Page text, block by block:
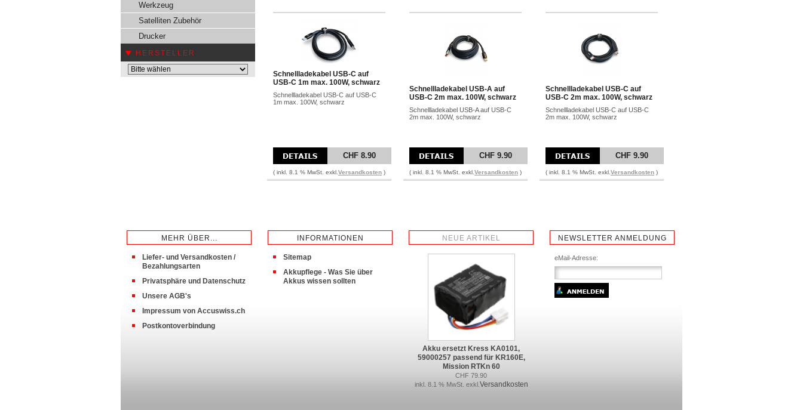
Werkzeug
Satelliten Zubehör
Drucker
HERSTELLER
Schnellladekabel USB-C auf
USB-C 1m max. 100W, schwarz
Schnellladekabel USB-C auf USB-C
1m max. 100W, schwarz
CHF 8.90
( inkl. 8.1 % MwSt. exkl. Versandkosten )
Schnellladekabel USB-A auf
USB-C 2m max. 100W, schwarz
Schnellladekabel USB-A auf USB-C
2m max. 100W, schwarz
CHF 9.90
( inkl. 8.1 % MwSt. exkl. Versandkosten )
Schnellladekabel USB-C auf
USB-C 2m max. 100W, schwarz
Schnellladekabel USB-C auf USB-C
2m max. 100W, schwarz
CHF 9.90
( inkl. 8.1 % MwSt. exkl. Versandkosten )
MEHR ÜBER...
Liefer- und Versandkosten /
Bezahlungsarten
Privatsphäre und Datenschutz
Unsere AGB's
Impressum von Accuswiss.ch
Postkontoverbindung
INFORMATIONEN
Sitemap
Akkupflege - Was Sie über
Akkus wissen sollten
NEUE ARTIKEL
Akku ersetzt Kress KA0101,
59000257 passend für KR160E,
Mission RTKn 60
CHF 79.90
inkl. 8.1 % MwSt. exkl. Versandkosten
NEWSLETTER ANMELDUNG
eMail-Adresse: